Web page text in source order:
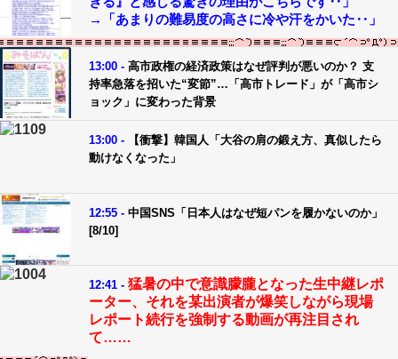
→「あまりの難易度の高さに冷や汗をかいた‥」
13:00 - 高市政権の経済政策はなぜ評判が悪いのか？ 支
持率急落を招いた“変節”…「高市トレード」が「高市シ
ョック」に変わった背景
13:00 -
【衝撃】韓国人「大谷の肩の鍛え方、真似したら
動けなくなった」
12:55 - 中国SNS「日本人はなぜ短パンを履かないのか」
[8/10]
12:41 - 猛暑の中で意識朦朧となった生中継レポ
ーター、それを某出演者が爆笑しながら現場
レポート続行を強制する動画が再注目され
て……